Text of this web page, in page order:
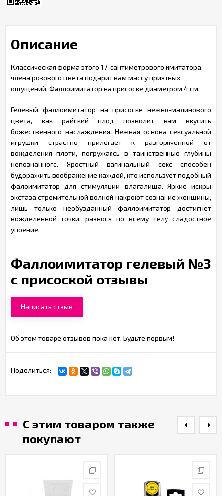
Описание
Классическая форма этого 17-сантиметрового имитатора
члена розового цвета подарит вам массу приятных
ощущений. Фаллоимитатор на присоске диаметром 4 см.
Гелевый фаллоимитатор на присоске нежно-малинового
цвета, как райский плод позволит вам вкусить
божественного наслаждения. Нежная основа сексуальной
игрушки страстно прилегает к разгоряченной от
вожделения плоти, погружаясь в таинственные глубины
непознанного. Яростный вагинальный секс способен
будоражить воображение каждой, кто использует подобный
фалоимитатор для стимуляции влагалища. Яркие искры
экстаза стремительной волной накроют сознание женщины,
лишь только необузданный фаллоимитатор достигнет
вожделенной точки, разнося по всему телу сладостное
упоение.
Фаллоимитатор гелевый №3
с присоской отзывы
Написать отзыв
Об этом товаре отзывов пока нет. Будьте первым!
Поделиться:
С этим товаром также
покупают